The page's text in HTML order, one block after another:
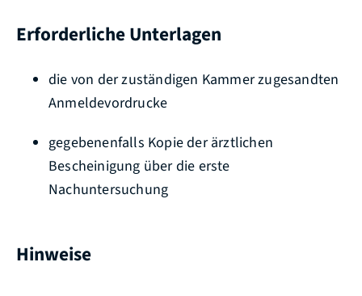
Erforderliche Unterlagen
die von der zuständigen Kammer zugesandten
Anmeldevordrucke
gegebenenfalls Kopie der ärztlichen
Bescheinigung über die erste
Nachuntersuchung
Hinweise